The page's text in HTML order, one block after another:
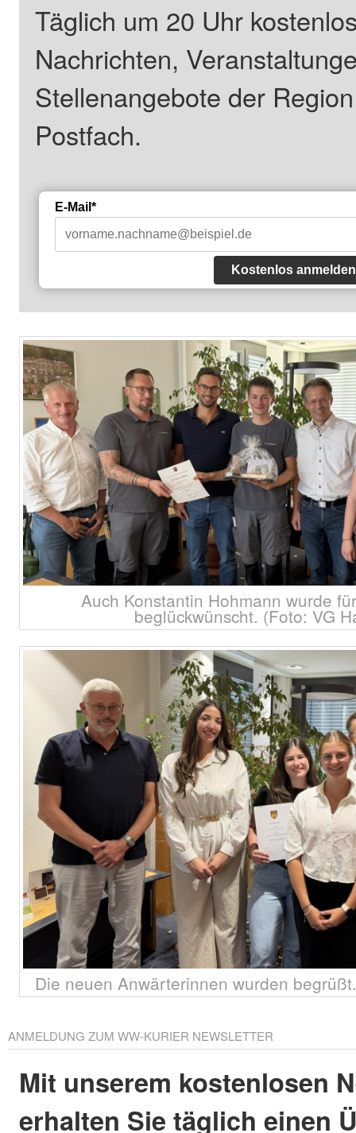
Täglich um 20 Uhr
Nachrichten,
Stellenangebote der
Postfach.
E-Mail*
Kostenlos anmelden
Auch Konstantin Hohmann wurde
beglückwünscht. (Foto: VG
Die neuen Anwärterinnen wurden
ANMELDUNG ZUM WW-KURIER NEWSLETTER
Mit unserem kostenlosen
erhalten Sie täglich einen